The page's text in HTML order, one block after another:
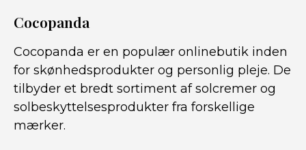
Cocopanda
Cocopanda er en populær onlinebutik inden
for skønhedsprodukter og personlig pleje. De
tilbyder et bredt sortiment af solcremer og
solbeskyttelsesprodukter fra forskellige
mærker.